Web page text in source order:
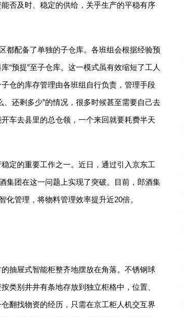
否及时、稳定的供给，关乎生产的平稳有序
都配备了单独的子仓库。各班组会根据经验预
“预提”至子仓库。这一模式虽有效缩短了工人
仓的库存管理由各班组自行负责，管理手段
还剩多少”的情况，很多时候甚至需要自己去
车去县里的总仓领，一个来回就要耗费半天
定的重要工作之一。近日，通过引入京东工
集团在这一问题上实现了突破。目前，郎酒集
管理，将物料管理效率提升近20倍。
抽屉式智能柜整齐地摆放在角落。不锈钢球
类别井井有条地存放到独立柜格中，位置、
翻找物资的经历，只需在京工柜人机交互界